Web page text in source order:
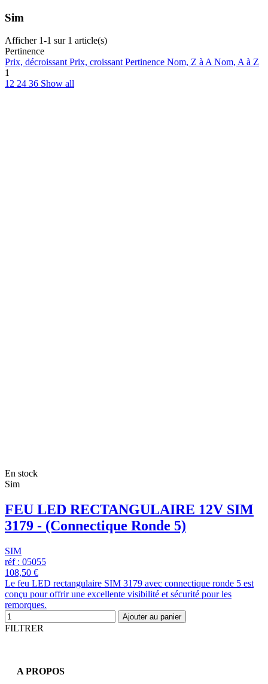
Sim
Afficher 1-1 sur 1 article(s)
Pertinence
Prix, décroissantPrix, croissantPertinence Nom, Z à ANom, A à Z
1
12 24 36 Show all
En stock
Sim
FEU LED RECTANGULAIRE 12V SIM
3179 - (Connectique Ronde 5)
SIM
réf : 05055
108,50 €
Le feu LED rectangulaire SIM 3179 avec connectique ronde 5 est
conçu pour offrir une excellente visibilité et sécurité pour les
remorques.
Ajouter au panier
FILTRER
A PROPOS